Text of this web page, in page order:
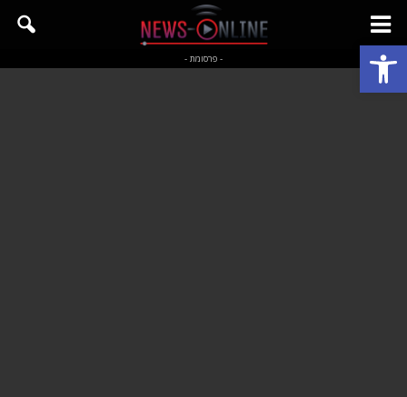
פתח סרגל נגישות - פרסומת -